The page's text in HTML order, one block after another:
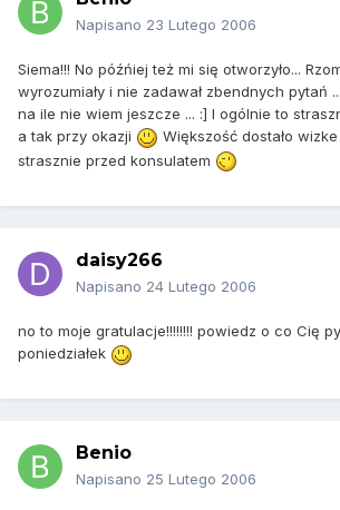
Napisano 23 Lutego 2006
Siema!!! No późńiej też mi się otworzyło...
wyrozumiały i nie zadawał zbendnych pytań
na ile nie wiem jeszcze ... :] I ogólnie to
a tak przy okazji
Większość dostało wizke
strasznie przed konsulatem
daisy266
Napisano 24 Lutego 2006
no to moje gratulacje!!!!!!!! powiedz o co Cię
poniedziałek
Benio
Napisano 25 Lutego 2006